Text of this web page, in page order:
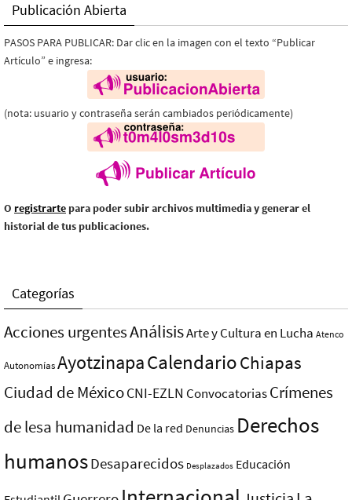
Publicación Abierta
PASOS PARA PUBLICAR: Dar clic en la imagen con el texto “Publicar
Artículo” e ingresa:
(nota: usuario y contraseña serán cambiados periódicamente)
O registrarte para poder subir archivos multimedia y generar el
historial de tus publicaciones.
Categorías
Acciones urgentesAnálisisArte y Cultura en Lucha Atenco
AutonomíasAyotzinapaCalendarioChiapas
Ciudad de MéxicoCNI-EZLN ConvocatoriasCrímenes
de lesa humanidad De la red Denuncias Derechos
humanosDesaparecidos Desplazados Educación